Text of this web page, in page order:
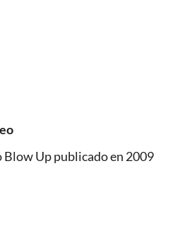
Blow Up publicado en 2009